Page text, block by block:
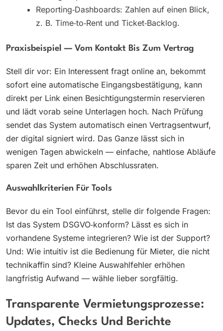
Reporting‑Dashboards: Zahlen auf einen Blick,
z. B. Time‑to‑Rent und Ticket‑Backlog.
Praxisbeispiel — Vom Kontakt Bis Zum Vertrag
Stell dir vor: Ein Interessent fragt online an, bekommt
sofort eine automatische Eingangsbestätigung, kann
direkt per Link einen Besichtigungstermin reservieren
und lädt vorab seine Unterlagen hoch. Nach Prüfung
sendet das System automatisch einen Vertragsentwurf,
der digital signiert wird. Das Ganze lässt sich in
wenigen Tagen abwickeln — einfache, nahtlose Abläufe
sparen Zeit und erhöhen Abschlussraten.
Auswahlkriterien Für Tools
Bevor du ein Tool einführst, stelle dir folgende Fragen:
Ist das System DSGVO‑konform? Lässt es sich in
vorhandene Systeme integrieren? Wie ist der Support?
Und: Wie intuitiv ist die Bedienung für Mieter, die nicht
technikaffin sind? Kleine Auswahlfehler erhöhen
langfristig Aufwand — wähle lieber sorgfältig.
Transparente Vermietungsprozesse:
Updates, Checks Und Berichte